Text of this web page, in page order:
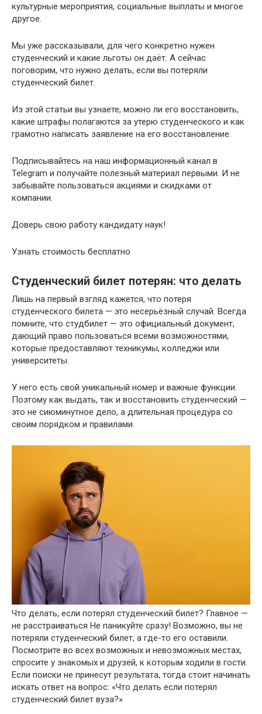
культурные мероприятия, социальные выплаты и многое
другое.
Мы уже рассказывали, для чего конкретно нужен
студенческий и какие льготы он даёт. А сейчас
поговорим, что нужно делать, если вы потеряли
студенческий билет.
Из этой статьи вы узнаете, можно ли его восстановить,
какие штрафы полагаются за утерю студенческого и как
грамотно написать заявление на его восстановление.
Подписывайтесь на наш информационный канал в
Telegram и получайте полезный материал первыми. И не
забывайте пользоваться акциями и скидками от
компании.
Доверь свою работу кандидату наук!
Узнать стоимость бесплатно
Студенческий билет потерян: что делать
Лишь на первый взгляд кажется, что потеря
студенческого билета — это несерьёзный случай. Всегда
помните, что студбилет — это официальный документ,
дающий право пользоваться всеми возможностями,
которые предоставляют техникумы, колледжи или
университеты.
У него есть свой уникальный номер и важные функции.
Поэтому как выдать, так и восстановить студенческий —
это не сиюминутное дело, а длительная процедура со
своим порядком и правилами.
Что делать, если потерял студенческий билет? Главное —
не расстраиваться Не паникуйте сразу! Возможно, вы не
потеряли студенческий билет, а где-то его оставили.
Посмотрите во всех возможных и невозможных местах,
спросите у знакомых и друзей, к которым ходили в гости.
Если поиски не принесут результата, тогда стоит начинать
искать ответ на вопрос: «Что делать если потерял
студенческий билет вуза?»